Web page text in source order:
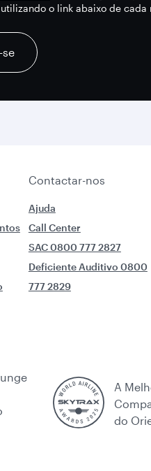
o link abaixo de cada
se
Contactar-nos
Ajuda
Call Center
SAC 0800 777 2827
Deficiente Auditivo 0800
777 2829
A
do